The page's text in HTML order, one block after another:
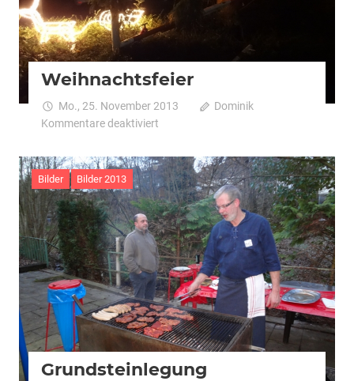
Weihnachtsfeier
Mo., 25. November 2013
Dominik
Kommentare deaktiviert
Bilder Bilder 2013
Grundsteinlegung